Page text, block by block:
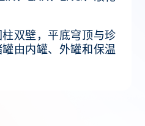
双壁，平底穹顶与珍
由内罐、外罐和保温